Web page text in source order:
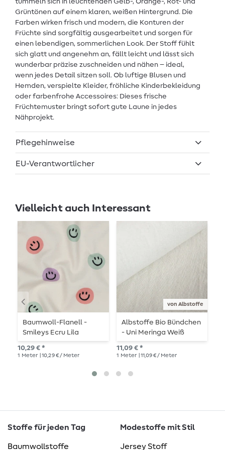
tummeln sich in leuchtenden Gelb-, Orange-, Rot- und
Grüntönen auf einem klaren, weißen Hintergrund. Die
Farben wirken frisch und modern, die Konturen der
Früchte sind sorgfältig ausgearbeitet und sorgen für
einen lebendigen, sommerlichen Look. Der Stoff fühlt
sich glatt und angenehm an, fällt leicht und lässt sich
wunderbar präzise zuschneiden und nähen – ideal,
wenn jedes Detail sitzen soll. Ob luftige Blusen und
Hemden, verspielte Kleider, fröhliche Kinderbekleidung
oder farbenfrohe Accessoires: Dieses frische
Früchtemuster bringt sofort gute Laune in jedes
Nähprojekt.
Pflegehinweise
EU-Verantwortlicher
Vielleicht auch Interessant
Baumwoll-Flanell -
Smileys Ecru Lila
10,29 € *
1 Meter | 10,29 € / Meter
von Albstoffe
Albstoffe Bio Bündchen
- Uni Meringa Weiß
11,09 € *
1 Meter | 11,09 € / Meter
Stoffe für jeden Tag
Baumwollstoffe
Modestoffe mit Stil
Jersey Stoff